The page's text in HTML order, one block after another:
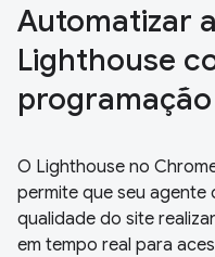
Automatizar
Lighthouse
programação
O Lighthouse no
permite que seu agente
qualidade do site
em tempo real para